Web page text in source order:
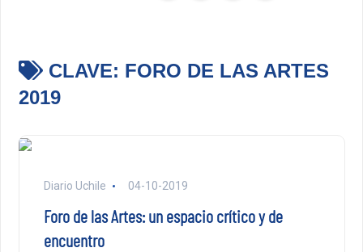
CLAVE: FORO DE LAS ARTES
2019
Diario Uchile 04-10-2019
Foro de las Artes: un espacio crítico y de
encuentro